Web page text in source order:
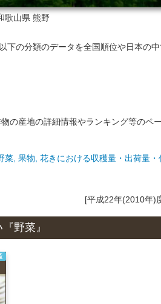
歌山県 熊野
下の分類のデータを全国順位や日本の
の産地の詳細情報やランキング等のペ
菜, 果物, 花きにおける収穫量・出荷量・
[平成22年(2010年)
野菜』